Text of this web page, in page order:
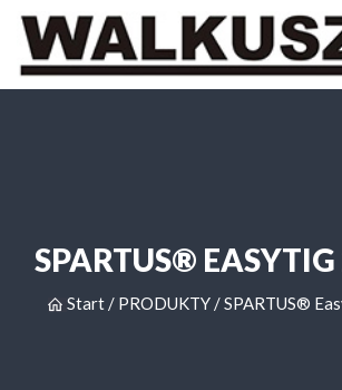
SPARTUS®
Start / PRODUKTY /SPARTUS®